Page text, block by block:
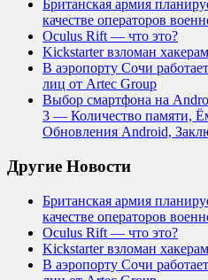
Британская армия
качестве операторов
Oculus Rift — что это?
Kickstarter взломан
В аэропорту Сочи
лиц от Artec Group
Выбор смартфона на
3 — Количество памяти,
Обновления Android,
Другие Новости
Британская армия
качестве операторов
Oculus Rift — что это?
Kickstarter взломан
В аэропорту Сочи